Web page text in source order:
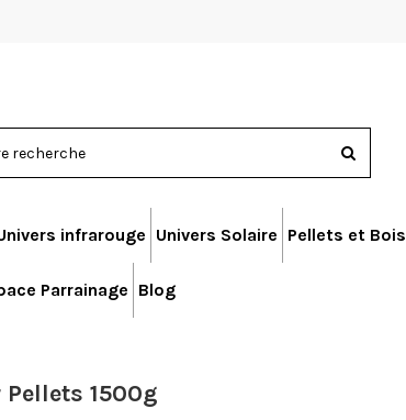
infrarouge Univers Solaire Pellets et Bois
Parrainage Blog
1500g